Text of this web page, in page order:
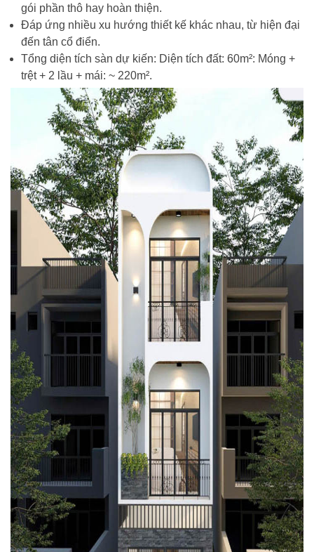
gói phần thô hay hoàn thiện.
Đáp ứng nhiều xu hướng thiết kế khác nhau, từ hiện đại
đến tân cổ điển.
Tổng diện tích sàn dự kiến: Diện tích đất: 60m²: Móng +
trệt + 2 lầu + mái: ~ 220m².